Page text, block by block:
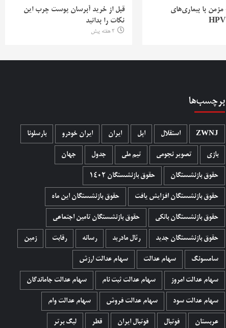
مزمن با بیماری‌های
قبل از خرید آبرسان پوست چرب این
نکات را بدانید
2 هفته پیش
برچسب‌ها
ZWNJ استقلال اپل ایران ایران خودرو بارسلونا
بازی تصویر نجومی تیم ملی جدول جهان
حقوق بازنشستگان حقوق بازنشستگان 1402
حقوق بازنشستگان افزایش یافت حقوق بازنشستگان این ماه
حقوق بازنشستگان بانکی حقوق بازنشستگان تامین اجتماعی
حقوق بازنشستگان جدید رئال مادرید رسانه رقابت زمین
سامسونگ سهام عدالت سهام عدالت ارزش
سهام عدالت امروز سهام عدالت ثبت نام سهام عدالت جاماندگان
سهام عدالت سود سهام عدالت فروش سهام عدالت وام
عربستان فوتبال فوتبال ایران قطر لیگ برتر